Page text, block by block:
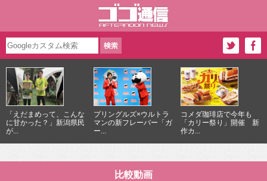
「えだまめって、こんな
に甘かった？」新潟県民
が...
プリングルズ×ウルトラ
マンの新フレーバー「ガ
ー...
コメダ珈琲店で今年も
「カリー祭り」開催 新
作カ...
比較動画